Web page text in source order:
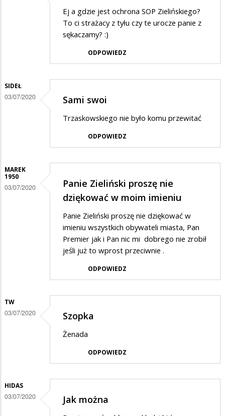
Mateuszka
ustaczka
Ej a gdzie jest ochrona SOP Zielińskiego?
To ci strażacy z tyłu czy te urocze panie z
sękaczamy? :)
ODPOWIEDZ
SIDEŁ
03/07/2020 Sami swoi
Trzaskowskiego nie było komu przewitać
ODPOWIEDZ
MAREK
1950
03/07/2020
Panie Zieliński proszę nie
dziękować w moim imieniu
Panie Zieliński proszę nie dziękować w
imieniu wszystkich obywateli miasta, Pan
Premier jak i Pan nic mi dobrego nie zrobił
jeśli już to wprost przeciwnie .
ODPOWIEDZ
TW
03/07/2020 Szopka
Żenada
ODPOWIEDZ
HIDAS
03/07/2020 Jak można